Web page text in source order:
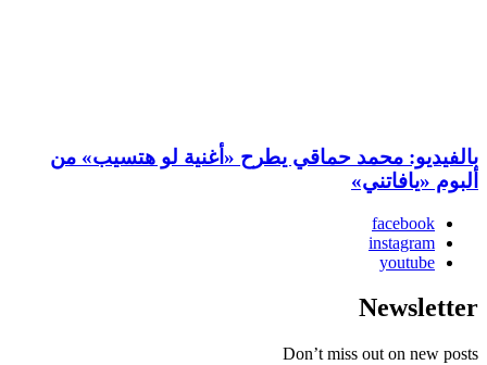
بالفيديو: محمد حماقي يطرح «أغنية لو هتسيب» من
ألبوم «يافاتني»
facebook
instagram
youtube
Newsletter
Don’t miss out on new posts